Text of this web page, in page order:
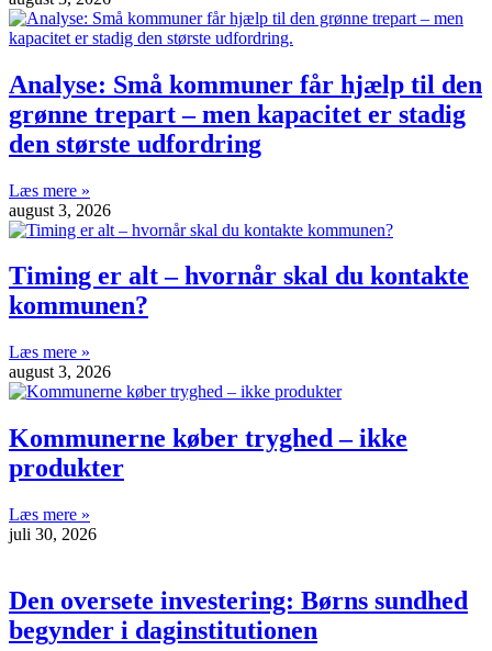
Analyse: Små kommuner får hjælp til den
grønne trepart – men kapacitet er stadig
den største udfordring
Læs mere »
august 3, 2026
Timing er alt – hvornår skal du kontakte
kommunen?
Læs mere »
august 3, 2026
Kommunerne køber tryghed – ikke
produkter
Læs mere »
juli 30, 2026
Den oversete investering: Børns sundhed
begynder i daginstitutionen